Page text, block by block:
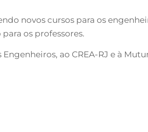
novos cursos para os
os professores.
ao CREA-RJ e à